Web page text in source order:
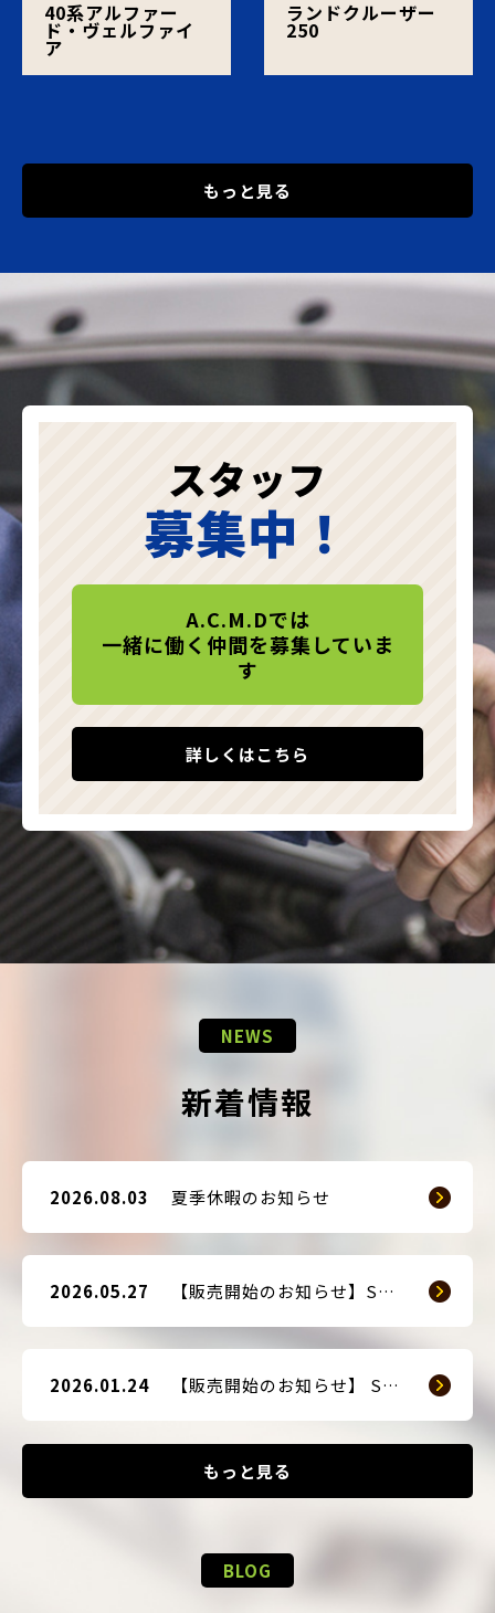
40系アルファー
ド・ヴェルファイ
ア
ランドクルーザー
250
もっと見る
スタッフ
募集中！
A.C.M.Dでは
一緒に働く仲間を募集していま
す
詳しくはこちら
NEWS
新着情報
もっと見る
2026.08.03 夏季休暇のお知らせ
2026.05.27 【販売開始のお知らせ】SMART GUARD 3
2026.01.24 【販売開始のお知らせ】 SMART BLOCKER 2nd-Edition Plus
BLOG